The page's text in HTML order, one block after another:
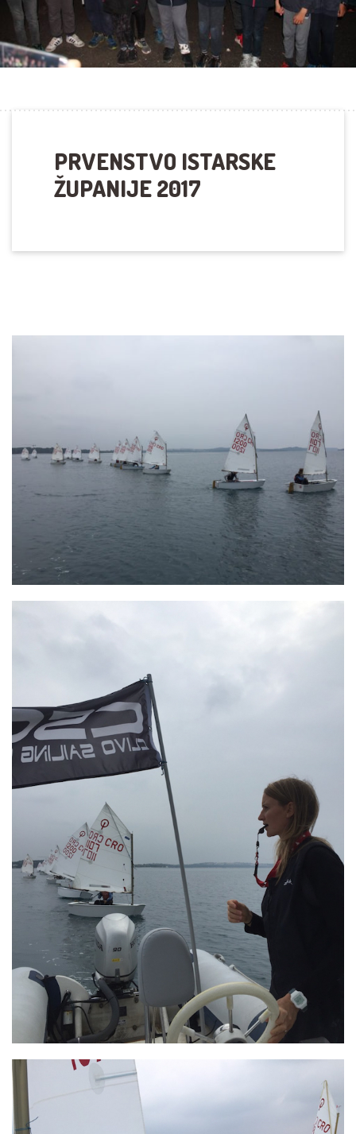
PRVENSTVO ISTARSKE
ŽUPANIJE 2017